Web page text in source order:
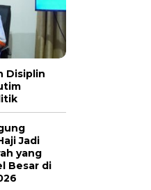
Disiplin
Jadi
yang
Besar di